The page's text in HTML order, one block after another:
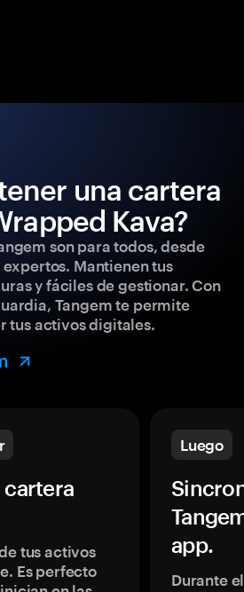
una cartera
Kava?
son para todos, desde
Mantienen tus
y fáciles de gestionar. Con
Tangem te permite
tus activos digitales.
cartera
tus activos
Es perfecto
Luego
app.
Durante